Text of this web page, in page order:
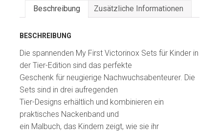
Beschreibung Zusätzliche Informationen
BESCHREIBUNG
Die spannenden My First Victorinox Sets für Kinder in
der Tier-Edition sind das perfekte
Geschenk für neugierige Nachwuchsabenteurer. Die
Sets sind in drei aufregenden
Tier-Designs erhältlich und kombinieren ein
praktisches Nackenband und
ein Malbuch, das Kindern zeigt, wie sie ihr